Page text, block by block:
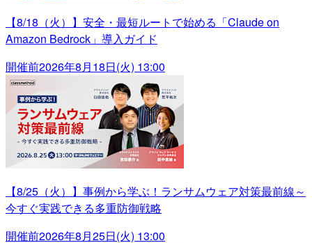
【8/18（火）】安全・最短ルートで始める「Claude on
Amazon Bedrock」導入ガイド
開催前2026年8月18日(火) 13:00
【8/25（火）】事例から学ぶ！ランサムウェア対策最前線～
今すぐ実践できる多重防御戦略
開催前2026年8月25日(火) 13:00